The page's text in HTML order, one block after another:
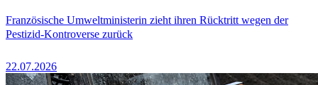
Französische Umweltministerin zieht ihren Rücktritt wegen der
Pestizid-Kontroverse zurück
22.07.2026